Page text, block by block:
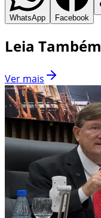
WhatsApp Facebook
Leia Também
Ver mais